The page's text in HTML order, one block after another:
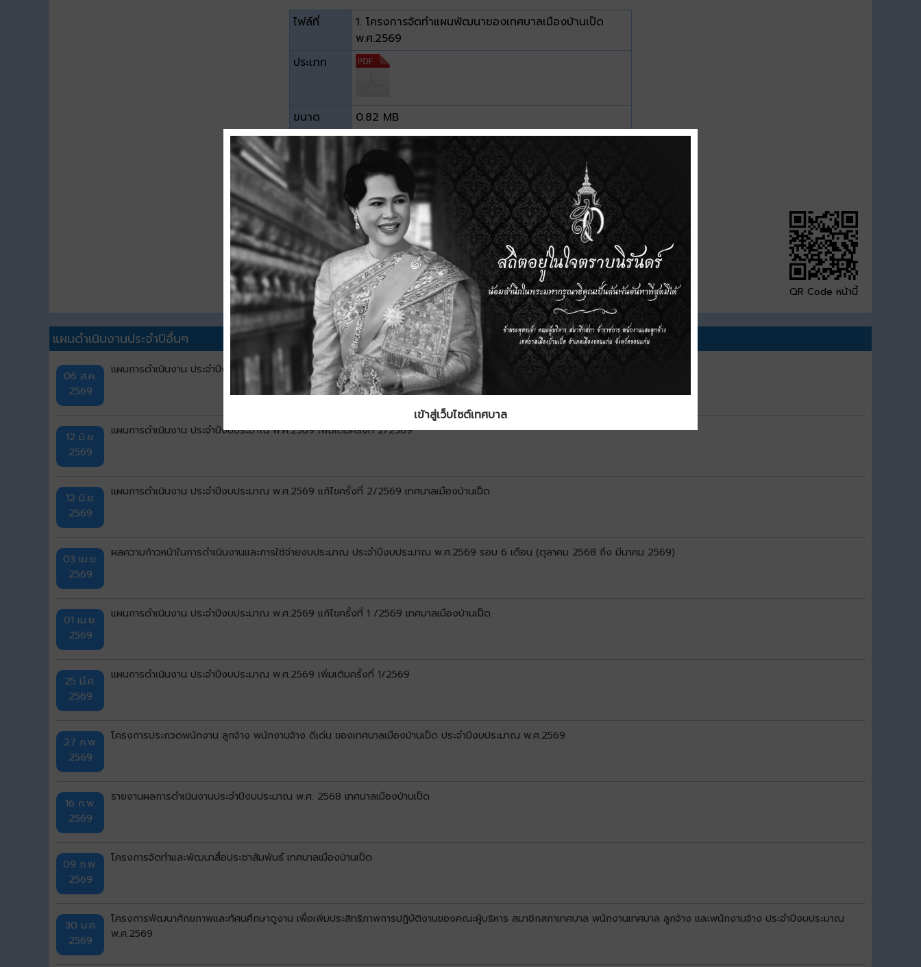
ไฟล์ที่
1. โครงการจัดทำแผนพัฒนาของเทศบาลเมืองบ้านเป็ด
พ.ศ.2569
ประเภท
ขนาด
0.82 MB
ดาวน์โหลด
QR Code หน้านี้
แผนดำเนินงานประจำปีอื่นๆ
06 ส.ค.
2569
แผนการดำเนินงาน ประจำปีงบประมาณ พ.ศ.2569 แก้ไขครั้งที่ 3/2569 เทศบาลเมืองบ้านเป็ด
12 มิ.ย.
2569
แผนการดำเนินงาน ประจำปีงบประมาณ พ.ศ.2569 เพิ่มเติมครั้งที่ 2/2569
12 มิ.ย.
2569
แผนการดำเนินงาน ประจำปีงบประมาณ พ.ศ.2569 แก้ไขครั้งที่ 2/2569 เทศบาลเมืองบ้านเป็ด
03 เม.ย.
2569
ผลความก้าวหน้าในการดำเนินงานและการใช้จ่ายงบประมาณ ประจำปีงบประมาณ พ.ศ.2569 รอบ 6 เดือน (ตุลาคม 2568 ถึง มีนาคม 2569)
01 เม.ย.
2569
แผนการดำเนินงาน ประจำปีงบประมาณ พ.ศ.2569 แก้ไขครั้งที่ 1 /2569 เทศบาลเมืองบ้านเป็ด
25 มี.ค.
2569
แผนการดำเนินงาน ประจำปีงบประมาณ พ.ศ.2569 เพิ่มเติมครั้งที่ 1/2569
27 ก.พ.
2569
โครงการประกวดพนักงาน ลูกจ้าง พนักงานจ้าง ดีเด่น ของเทศบาลเมืองบ้านเป็ด ประจำปีงบประมาณ พ.ศ.2569
16 ก.พ.
2569
รายงานผลการดำเนินงานประจำปีงบประมาณ พ.ศ. 2568 เทศบาลเมืองบ้านเป็ด
09 ก.พ.
2569
โครงการจัดทำและพัฒนาสื่อประชาสัมพันธ์ เทศบาลเมืองบ้านเป็ด
30 ม.ค
2569
โครงการพัฒนาศักยภาพและทัศนศึกษาดูงาน เพื่อเพิ่มประสิทธิภาพการปฏิบัติงานของคณะผู้บริหาร สมาชิกสภาเทศบาล พนักงานเทศบาล ลูกจ้าง และพนักงานจ้าง ประจำปีงบประมาณ
พ.ศ.2569
เข้าสู่เว็บไซต์เทศบาล